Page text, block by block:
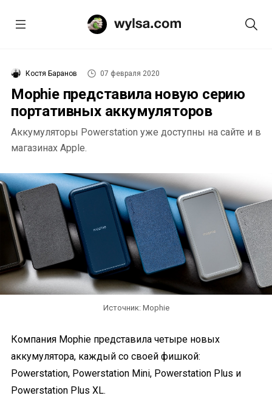
Костя Баранов 07 февраля 2020
Mophie представила новую серию
портативных аккумуляторов
Аккумуляторы Powerstation уже доступны на сайте и в
магазинах Apple.
Источник: Mophie
Компания Mophie представила четыре новых
аккумулятора, каждый со своей фишкой:
Powerstation, Powerstation Mini, Powerstation Plus и
Powerstation Plus XL.